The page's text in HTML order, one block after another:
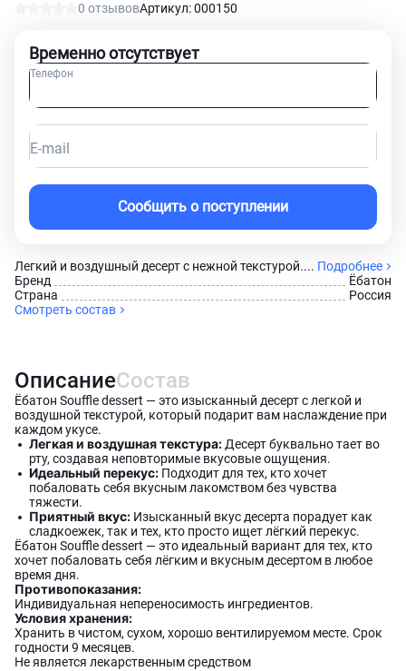
0 отзывовАртикул: 000150
Легкий и воздушный десерт с нежной текстурой.... Подробнее
Брeнд
Ёбатон
Страна
Россия
Смотреть состав
Временно отсутствует
Телефон
E-mail
Сообщить о поступлении
ОписаниеСостав
Ёбатон Souffle dessert — это изысканный десерт с легкой и
воздушной текстурой, который подарит вам наслаждение при
каждом укусе.
Легкая и воздушная текстура:Десерт буквально тает во
рту, создавая неповторимые вкусовые ощущения.
Идеальный перекус: Подходит для тех, кто хочет
побаловать себя вкусным лакомством без чувства
тяжести.
Приятный вкус: Изысканный вкус десерта порадует как
сладкоежек, так и тех, кто просто ищет лёгкий перекус.
Ёбатон Souffle dessert — это идеальный вариант для тех, кто
хочет побаловать себя лёгким и вкусным десертом в любое
время дня.
Противопоказания:
Индивидуальная непереносимость ингредиентов.
Условия хранения:
Хранить в чистом, сухом, хорошо вентилируемом месте. Срок
годности 9 месяцев.
Не является лекарственным средством